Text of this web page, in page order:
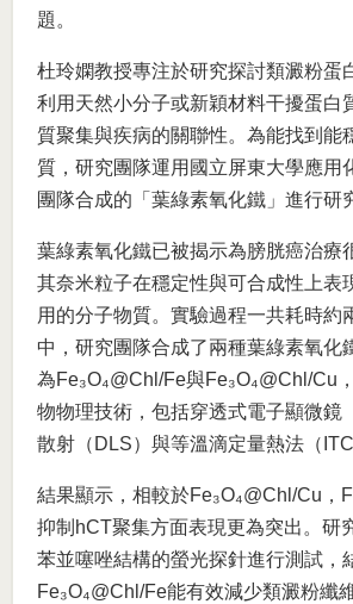
題。
杜玲嫻教授專注於研究探討類澱粉蛋
利用天然小分子或新穎材料干擾蛋白
質聚集與疾病的關聯性。為能找到能
質，研究團隊運用國立屏東大學應用
團隊合成的「葉綠素氧化鐵」進行研
葉綠素氧化鐵已被揭示為膀胱癌治療
其奈米粒子在穩定性與可合成性上表
用的分子物質。實驗過程一共耗時約
中，研究團隊合成了兩種葉綠素氧化
為Fe₃O₄@Chl/Fe與Fe₃O₄@Chl/Cu
物物理技術，包括穿透式電子顯微鏡
散射（DLS）與等溫滴定量熱法（ITC
結果顯示，相較於Fe₃O₄@Chl/Cu，
抑制hCT聚集方面表現更為突出。研
苯並噻唑結構的螢光探針進行測試，
Fe₃O₄@Chl/Fe能有效減少類澱粉纖